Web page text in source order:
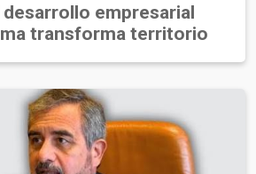
desarrollo empresarial
transforma territorio